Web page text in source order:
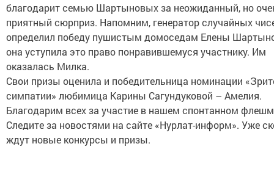
благодарит семью Шартыновых за неожиданный, но
приятный сюрприз. Напомним, генератор случайных
определил победу пушистым домоседам Елены
она уступила это право понравившемуся участнику. Им
оказалась Милка.
Свои призы оценила и победительница номинации
симпатии» любимица Карины Сагундуковой – Амелия.
Благодарим всех за участие в нашем спонтанном
Следите за новостями на сайте «Нурлат-информ». Уже
ждут новые конкурсы и призы.